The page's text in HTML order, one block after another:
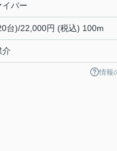
イバー
台)/22,000円 (税込) 100m
介
情報